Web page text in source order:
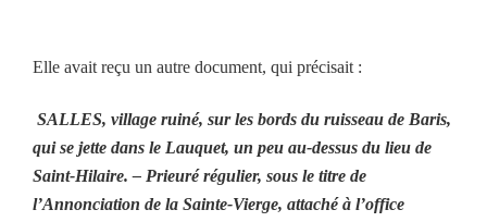
Elle avait reçu un autre document, qui précisait :
SALLES, village ruiné, sur les bords du ruisseau de Baris,
qui se jette dans le Lauquet, un peu au-dessus du lieu de
Saint-Hilaire. – Prieuré régulier, sous le titre de
l’Annonciation de la Sainte-Vierge, attaché à l’office